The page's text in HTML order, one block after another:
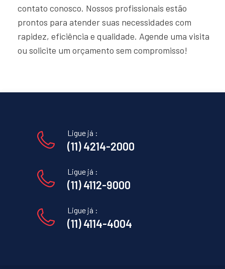
contato conosco. Nossos profissionais estão
prontos para atender suas necessidades com
rapidez, eficiência e qualidade. Agende uma visita
ou solicite um orçamento sem compromisso!
Ligue já :
(11) 4214-2000
Ligue já :
(11) 4112-9000
Ligue já :
(11) 4114-4004